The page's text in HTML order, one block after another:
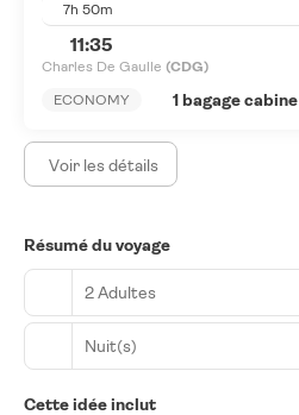
7h 50m
11:35
Charles De Gaulle (CDG)
ECONOMY
1 bagage cabine
Voir les détails
Résumé du voyage
2 Adultes
Nuit(s)
Cette idée inclut